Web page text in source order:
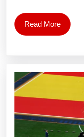
Read MoreRead
More